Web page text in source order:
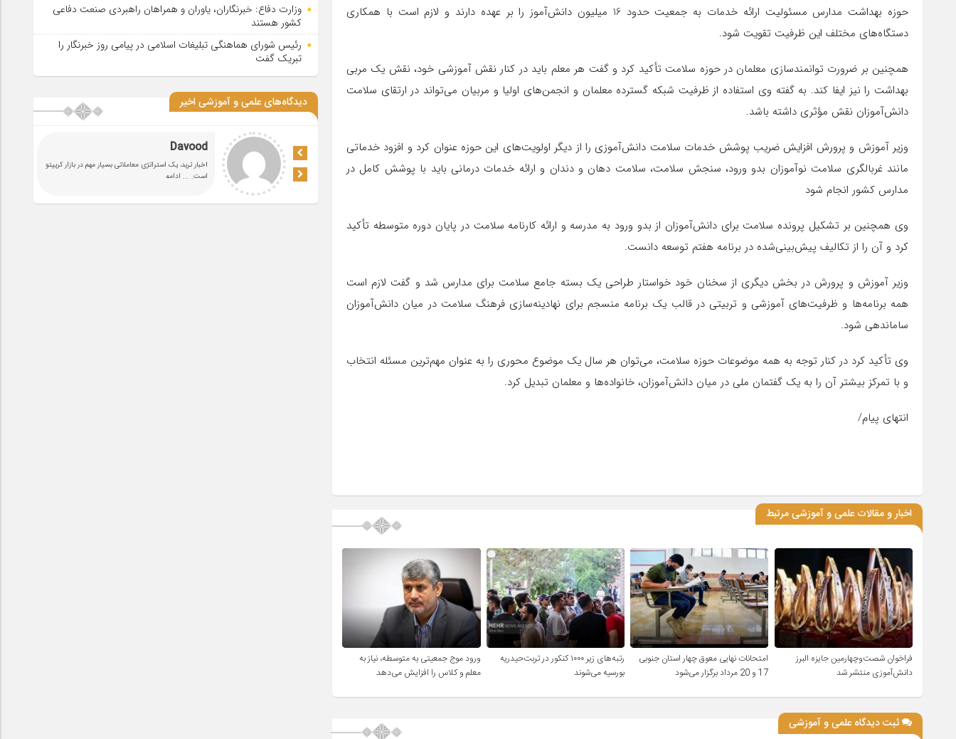
حوزه بهداشت مدارس مسئولیت ارائه خدمات به جمعیت حدود 16 میلیون دانش‌آموز را بر عهده دارند و لازم است با همکاری
دستگاه‌های مختلف این ظرفیت تقویت شود.
همچنین بر ضرورت توانمندسازی معلمان در حوزه سلامت تأکید کرد و گفت هر معلم باید در کنار نقش آموزشی خود، نقش یک مربی
بهداشت را نیز ایفا کند. به گفته وی استفاده از ظرفیت شبکه گسترده معلمان و انجمن‌های اولیا و مربیان می‌تواند در ارتقای سلامت
دانش‌آموزان نقش مؤثری داشته باشد.
وزیر آموزش و پرورش افزایش ضریب پوشش خدمات سلامت دانش‌آموزی را از دیگر اولویت‌های این حوزه عنوان کرد و افزود خدماتی
مانند غربالگری سلامت نوآموزان بدو ورود، سنجش سلامت، سلامت دهان و دندان و ارائه خدمات درمانی باید با پوشش کامل در
مدارس کشور انجام شود
وی همچنین بر تشکیل پرونده سلامت برای دانش‌آموزان از بدو ورود به مدرسه و ارائه کارنامه سلامت در پایان دوره متوسطه تأکید
کرد و آن را از تکالیف پیش‌بینی‌شده در برنامه هفتم توسعه دانست.
وزیر آموزش و پرورش در بخش دیگری از سخنان خود خواستار طراحی یک بسته جامع سلامت برای مدارس شد و گفت لازم است
همه برنامه‌ها و ظرفیت‌های آموزشی و تربیتی در قالب یک برنامه منسجم برای نهادینه‌سازی فرهنگ سلامت در میان دانش‌آموزان
ساماندهی شود.
وی تأکید کرد در کنار توجه به همه موضوعات حوزه سلامت، می‌توان هر سال یک موضوع محوری را به عنوان مهم‌ترین مسئله انتخاب
و با تمرکز بیشتر آن را به یک گفتمان ملی در میان دانش‌آموزان، خانواده‌ها و معلمان تبدیل کرد.
انتهای پیام/
اخبار و مقالات علمی و آموزشی مرتبط
فراخوان شصت‌وچهارمین جایزه البرز
دانش‌آموزی منتشر شد
امتحانات نهایی معوق چهار استان جنوبی
17 و 20 مرداد برگزار می‌شود
رتبه‌های زیر ۱۰۰۰ کنکور در تربت‌حیدریه
بورسیه می‌شوند
ورود موج جمعیتی به متوسطه، نیاز به
معلم و کلاس را افزایش می‌دهد
ثبت دیدگاه علمی و آموزشی
وزارت دفاع: خبرنگاران، یاوران و همراهان راهبردی صنعت دفاعی
کشور هستند
رئیس شورای هماهنگی تبلیغات اسلامی در پیامی روز خبرنگار را
تبریک گفت
دیدگاه‌های علمی و آموزشی اخیر
Davood
اخبار ترید، یک استراتژی معاملاتی بسیار مهم در بازار کریپتو
است. ... ادامه